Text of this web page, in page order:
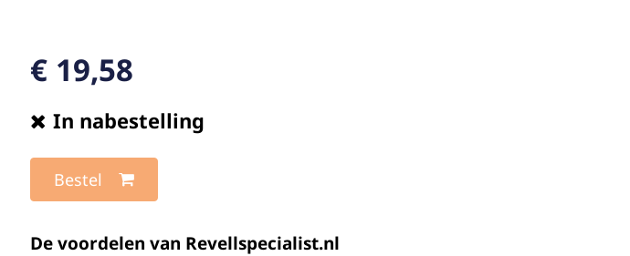
€ 19,58
In nabestelling
Bestel
De voordelen van Revellspecialist.nl